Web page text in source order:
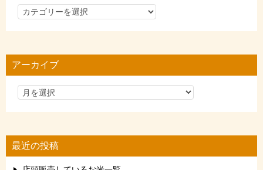
カ
リ
アーカイブ
最近の投稿